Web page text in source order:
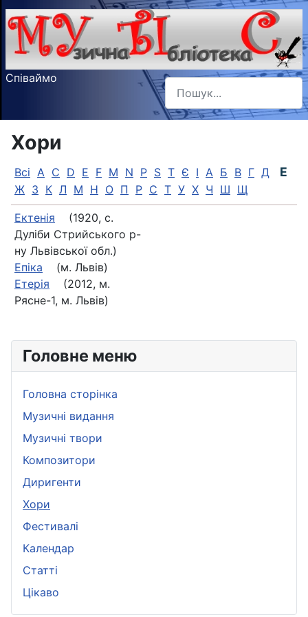
Співаймо Пошук
Type 2 or more characters
Головне меню
Головна сторінка
Музичні видання
Музичні твори
Композитори
Диригенти
Хори
Фестивалі
Календар
Статті
Цікаво
Хори
Всі A C D E F M N P S T Є І А Б В Г Д Е
Ж З К Л М Н О П Р С Т У Х Ч Ш Щ
Ектенія (1920, с.
Дуліби Стрийського р-
ну Львівської обл.)
Епіка (м. Львів)
Етерiя (2012, м.
Рясне-1, м. Львів)